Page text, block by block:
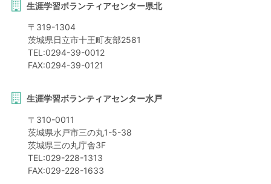
生涯学習ボランティアセンター県北
〒 319-1304
茨城県日立市十王町友部2581
TEL:0294-39-0012
FAX:0294-39-0121
生涯学習ボランティアセンター水戸
〒 310-0011
茨城県水戸市三の丸1-5-38
茨城県三の丸庁舎3F
TEL:029-228-1313
FAX:029-228-1633